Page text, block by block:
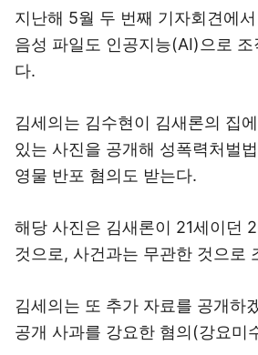
지난해 5월 두 번째 기자회견에
음성 파일도 인공지능(AI)으로
다.
김세의는 김수현이 김새론의 집
있는 사진을 공개해 성폭력처벌
영물 반포 혐의도 받는다.
해당 사진은 김새론이 21세이던
것으로, 사건과는 무관한 것으로
김세의는 또 추가 자료를 공개하
공개 사과를 강요한 혐의(강요미